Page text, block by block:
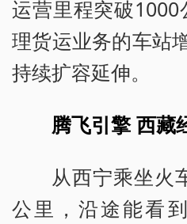
运营里程突破
理货运业务的车站
持续扩容延伸。
腾飞引擎 西藏
从西宁乘坐火
公里，沿途能看